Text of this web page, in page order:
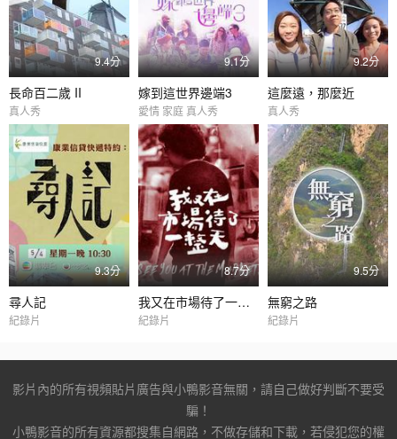
9.4分
長命百二歲 II
真人秀
9.1分
嫁到這世界邊端3
愛情 家庭 真人秀
9.2分
這麼遠，那麼近
真人秀
9.3分
尋人記
紀錄片
8.7分
我又在市場待了一整天
紀錄片
9.5分
無窮之路
紀錄片
影片內的所有視頻貼片廣告與小鴨影音無關，請自己做好判斷不要受
騙！
小鴨影音的所有資源都搜集自網路，不做存儲和下載，若侵犯您的權